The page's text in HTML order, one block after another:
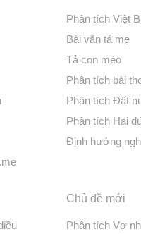
Phân tích Việt
Bài văn tả mẹ
Tả con mèo
Phân tích bài
Phân tích Đất
Phân tích Hai
Định hướng
Chủ đề mới
Phân tích Vợ